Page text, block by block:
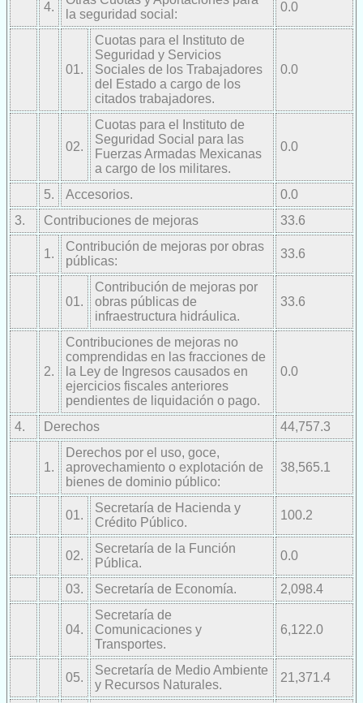
4.
la seguridad social:
0.0
01.
Cuotas para el Instituto de
Seguridad y Servicios
Sociales de los Trabajadores
del Estado a cargo de los
citados trabajadores.
0.0
02.
Cuotas para el Instituto de
Seguridad Social para las
Fuerzas Armadas Mexicanas
a cargo de los militares.
0.0
5. Accesorios.
0.0
3.
Contribuciones de mejoras 33.6
1.
Contribución de mejoras por obras
públicas:
33.6
01.
Contribución de mejoras por
obras públicas de
infraestructura hidráulica.
33.6
2.
Contribuciones de mejoras no
comprendidas en las fracciones de
la Ley de Ingresos causados en
ejercicios fiscales anteriores
pendientes de liquidación o pago.
0.0
4. Derechos 44,757.3
1.
Derechos por el uso, goce,
aprovechamiento o explotación de
bienes de dominio público:
38,565.1
01.
Secretaría de Hacienda y
Crédito Público.
100.2
02.
Secretaría de la Función
Pública.
0.0
03. Secretaría de Economía. 2,098.4
04.
Secretaría de
Comunicaciones y
Transportes.
6,122.0
05.
Secretaría de Medio Ambiente
y Recursos Naturales.
21,371.4